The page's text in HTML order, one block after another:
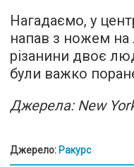
Нагадаємо, у
напав з ножем
різанини двоє
були важко
Джерела: New
Джерело: Ракурс